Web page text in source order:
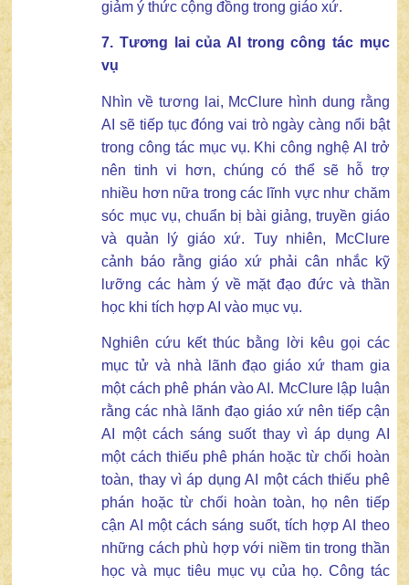
giảm ý thức cộng đồng trong giáo xứ.
7. Tương lai của AI trongcông tácmục
vụ
Nhìn về tương lai, McClure hình dung rằng
AI sẽ tiếp tục đóng vai trò ngày càng nổi bật
trong công tác mục vụ. Khi công nghệ AI trở
nên tinh vi hơn, chúng có thể sẽ hỗ trợ
nhiều hơn nữa trong các lĩnh vực như chăm
sóc mục vụ, chuẩn bị bài giảng, truyền giáo
và quản lý giáo xứ. Tuy nhiên, McClure
cảnh báo rằng giáo xứ phải cân nhắc kỹ
lưỡng các hàm ý về mặt đạo đức và thần
học khi tích hợp AI vào mục vụ.
Nghiên cứu kết thúc bằng lời kêu gọi các
mục tử và nhà lãnh đạo giáo xứ tham gia
một cách phê phán vào AI. McClure lập luận
rằng các nhà lãnh đạo giáo xứ nên tiếp cận
AI một cách sáng suốt thay vì áp dụng AI
một cách thiếu phê phán hoặc từ chối hoàn
toàn, thay vì áp dụng AI một cách thiếu phê
phán hoặc từ chối hoàn toàn, họ nên tiếp
cận AI một cách sáng suốt, tích hợp AI theo
những cách phù hợp với niềm tin trong thần
học và mục tiêu mục vụ của họ. Công tác